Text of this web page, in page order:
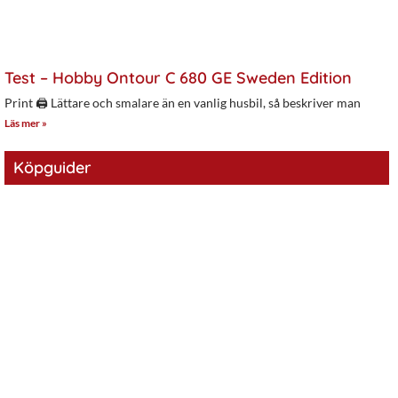
Test – Hobby Ontour C 680 GE Sweden Edition
Print 🖨 Lättare och smalare än en vanlig husbil, så beskriver man
Läs mer »
Köpguider